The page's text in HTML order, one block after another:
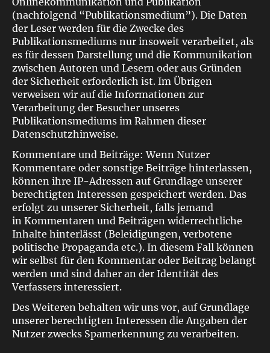
(nachfolgend “Publikationsmedium”). Die Daten
der Leser werden für die Zwecke des
Publikationsmediums nur insoweit verarbeitet, als
es für dessen Darstellung und die Kommunikation
zwischen Autoren und Lesern oder aus Gründen
der Sicherheit erforderlich ist. Im Übrigen
verweisen wir auf die Informationen zur
Verarbeitung der Besucher unseres
Publikationsmediums im Rahmen dieser
Datenschutzhinweise.
Kommentare und Beiträge: Wenn Nutzer
Kommentare oder sonstige Beiträge hinterlassen,
können ihre IP-Adressen auf Grundlage unserer
berechtigten Interessen gespeichert werden. Das
erfolgt zu unserer Sicherheit, falls jemand
in Kommentaren und Beiträgen widerrechtliche
Inhalte hinterlässt (Beleidigungen, verbotene
politische Propaganda etc.). In diesem Fall können
wir selbst für den Kommentar oder Beitrag belangt
werden und sind daher an der Identität des
Verfassers interessiert.
Des Weiteren behalten wir uns vor, auf Grundlage
unserer berechtigten Interessen die Angaben der
Nutzer zwecks Spamerkennung zu verarbeiten.